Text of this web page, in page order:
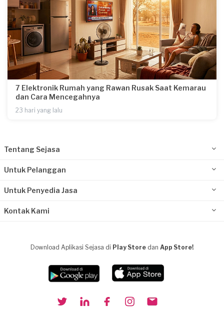
7 Elektronik Rumah yang Rawan Rusak Saat Kemarau
dan Cara Mencegahnya
23 hari yang lalu
Tentang Sejasa
Untuk Pelanggan
Untuk Penyedia Jasa
Kontak Kami
Download Aplikasi Sejasa di Play Store dan App Store!